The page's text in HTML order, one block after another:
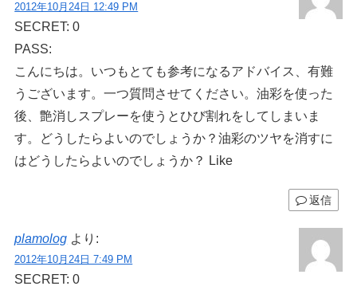
2012年10月24日 12:49 PM
SECRET: 0
PASS:
こんにちは。いつもとても参考になるアドバイス、有難
うございます。一つ質問させてください。油彩を使った
後、艶消しスプレーを使うとひび割れをしてしまいま
す。どうしたらよいのでしょうか？油彩のツヤを消すに
はどうしたらよいのでしょうか？ Like
返信
plamolog より:
2012年10月24日 7:49 PM
SECRET: 0